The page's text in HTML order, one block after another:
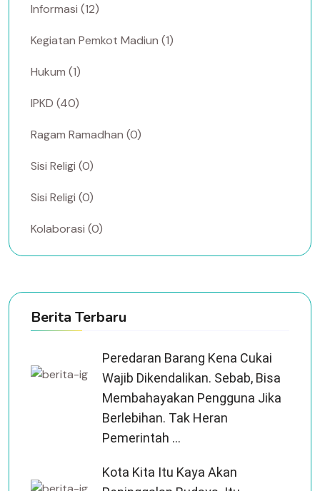
Informasi (12)
Kegiatan Pemkot Madiun (1)
Hukum (1)
IPKD (40)
Ragam Ramadhan (0)
Sisi Religi (0)
Sisi Religi (0)
Kolaborasi (0)
Berita Terbaru
Peredaran Barang Kena Cukai
Wajib Dikendalikan. Sebab, Bisa
Membahayakan Pengguna Jika
Berlebihan. Tak Heran
Pemerintah ...
Kota Kita Itu Kaya Akan